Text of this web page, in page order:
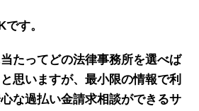
す。
たってどの法律事務所を選べば
思いますが、最小限の情報で利
な過払い金請求相談ができるサ